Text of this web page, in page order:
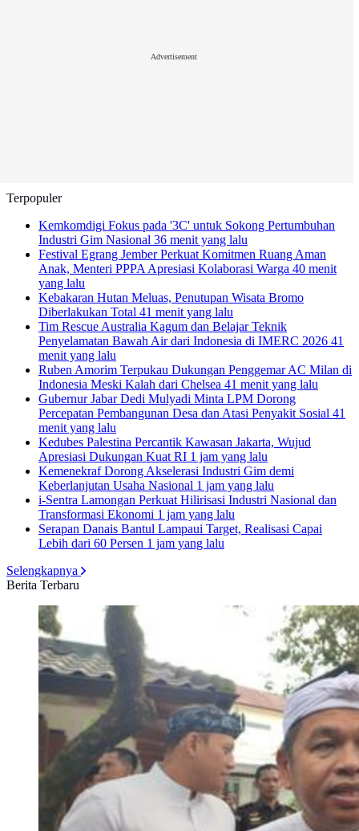
Advertisement
Terpopuler
Kemkomdigi Fokus pada '3C' untuk Sokong Pertumbuhan
Industri Gim Nasional 36 menit yang lalu
Festival Egrang Jember Perkuat Komitmen Ruang Aman
Anak, Menteri PPPA Apresiasi Kolaborasi Warga 40 menit
yang lalu
Kebakaran Hutan Meluas, Penutupan Wisata Bromo
Diberlakukan Total 41 menit yang lalu
Tim Rescue Australia Kagum dan Belajar Teknik
Penyelamatan Bawah Air dari Indonesia di IMERC 2026 41
menit yang lalu
Ruben Amorim Terpukau Dukungan Penggemar AC Milan di
Indonesia Meski Kalah dari Chelsea 41 menit yang lalu
Gubernur Jabar Dedi Mulyadi Minta LPM Dorong
Percepatan Pembangunan Desa dan Atasi Penyakit Sosial 41
menit yang lalu
Kedubes Palestina Percantik Kawasan Jakarta, Wujud
Apresiasi Dukungan Kuat RI 1 jam yang lalu
Kemenekraf Dorong Akselerasi Industri Gim demi
Keberlanjutan Usaha Nasional 1 jam yang lalu
i-Sentra Lamongan Perkuat Hilirisasi Industri Nasional dan
Transformasi Ekonomi 1 jam yang lalu
Serapan Danais Bantul Lampaui Target, Realisasi Capai
Lebih dari 60 Persen 1 jam yang lalu
Selengkapnya
Berita Terbaru